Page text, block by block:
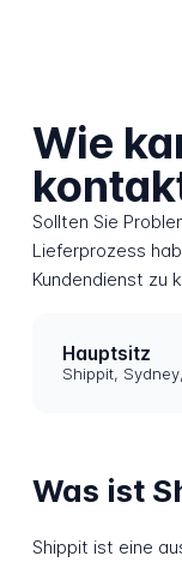
Wie
Sollten Sie
Lieferprozess
Kundendienst zu
Hauptsitz
Shippit,
Was ist
Shippit ist eine